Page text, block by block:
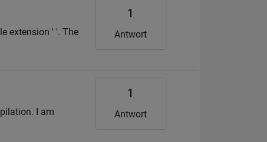
extension ' '. The
1
Antwort
I am
1
Antwort